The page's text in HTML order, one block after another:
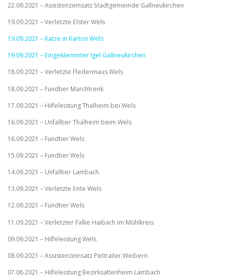
22.09.2021 – Assistenzeinsatz Stadtgemeinde Gallneukirchen
19.09.2021 – Verletzte Elster Wels
19.09.2021 – Katze in Karton Wels
19.09.2021 – Eingeklemmter Igel Gallneukirchen
18.09.2021 – Verletzte Fledermaus Wels
18.09.2021 – Fundtier Marchtrenk
17.09.2021 – Hilfeleistung Thalheim bei Wels
16.09.2021 – Unfalltier Thalheim beim Wels
16.09.2021 – Fundtier Wels
15.09.2021 – Fundtier Wels
14.09.2021 – Unfalltier Lambach
13.09.2021 – Verletzte Ente Wels
12.09.2021 – Fundtier Wels
11.09.2021 – Verletzter Falke Haibach im Mühlkreis
09.09.2021 – Hilfeleistung Wels
08.09.2021 – Assistenzeinsatz Pettrailer Weibern
07.06.2021 – Hilfeleistung Bezirksaltenheim Lambach